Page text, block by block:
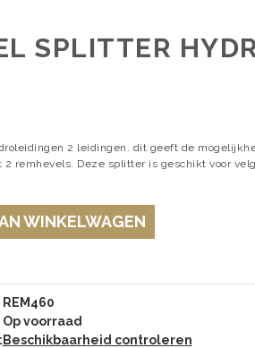
SPLITTER
2 leidingen. dit geeft de
remhevels. Deze splitter is geschikt voor
WINKELWAGEN
REM460
Op voorraad
Beschikbaarheid controleren